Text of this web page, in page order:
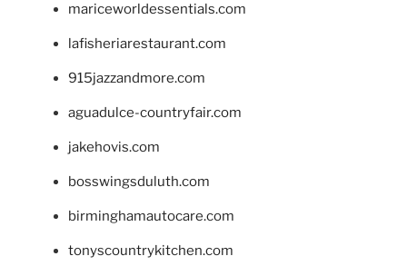
mariceworldessentials.com
lafisheriarestaurant.com
915jazzandmore.com
aguadulce-countryfair.com
jakehovis.com
bosswingsduluth.com
birminghamautocare.com
tonyscountrykitchen.com